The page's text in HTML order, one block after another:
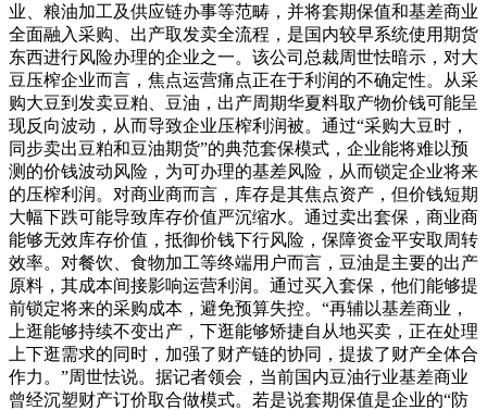
业、粮油加工及供应链办事等范畴，并将套期保值和基差商业
全面融入采购、出产取发卖全流程，是国内较早系统使用期货
东西进行风险办理的企业之一。该公司总裁周世怯暗示，对大
豆压榨企业而言，焦点运营痛点正在于利润的不确定性。从采
购大豆到发卖豆粕、豆油，出产周期华夏料取产物价钱可能呈
现反向波动，从而导致企业压榨利润被。通过“采购大豆时，
同步卖出豆粕和豆油期货”的典范套保模式，企业能将难以预
测的价钱波动风险，为可办理的基差风险，从而锁定企业将来
的压榨利润。对商业商而言，库存是其焦点资产，但价钱短期
大幅下跌可能导致库存价值严沉缩水。通过卖出套保，商业商
能够无效库存价值，抵御价钱下行风险，保障资金平安取周转
效率。对餐饮、食物加工等终端用户而言，豆油是主要的出产
原料，其成本间接影响运营利润。通过买入套保，他们能够提
前锁定将来的采购成本，避免预算失控。“再辅以基差商业，
上逛能够持续不变出产，下逛能够矫捷自从地买卖，正在处理
上下逛需求的同时，加强了财产链的协同，提拔了财产全体合
作力。”周世怯说。据记者领会，当前国内豆油行业基差商业
曾经沉塑财产订价取合做模式。若是说套期保值是企业的“防